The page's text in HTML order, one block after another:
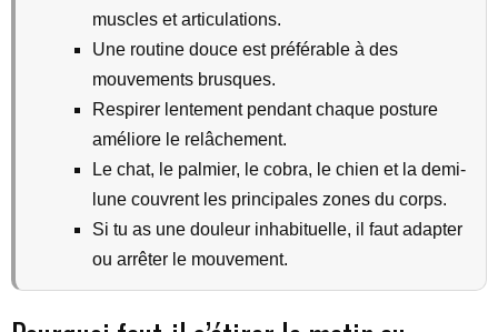
muscles et articulations.
Une routine douce est préférable à des
mouvements brusques.
Respirer lentement pendant chaque posture
améliore le relâchement.
Le chat, le palmier, le cobra, le chien et la demi-
lune couvrent les principales zones du corps.
Si tu as une douleur inhabituelle, il faut adapter
ou arrêter le mouvement.